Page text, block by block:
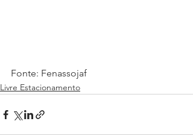
Fonte: Fenassojaf
Livre Estacionamento